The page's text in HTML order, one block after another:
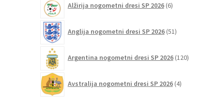
Alžirija nogometni dresi SP 2026 6izdelkov
Anglija nogometni dresi SP 2026 51izdelkov
Argentina nogometni dresi SP 2026 120izdelkov
Avstralija nogometni dresi SP 2026 4izdelki